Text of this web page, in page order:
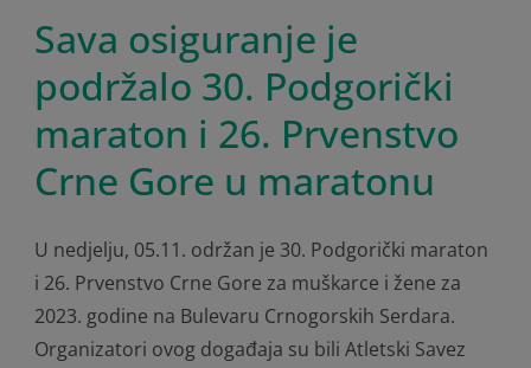
Sava osiguranje je
podržalo 30. Podgorički
maraton i 26. Prvenstvo
Crne Gore u maratonu
U nedjelju, 05.11. održan je 30. Podgorički maraton
i 26. Prvenstvo Crne Gore za muškarce i žene za
2023. godine na Bulevaru Crnogorskih Serdara.
Organizatori ovog događaja su bili Atletski Savez